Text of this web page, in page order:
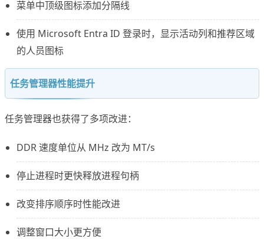
菜单中顶级图标添加分隔线
使用 Microsoft Entra ID 登录时，显示活动列和推荐区域
的人员图标
任务管理器性能提升
任务管理器也获得了多项改进：
DDR 速度单位从 MHz 改为 MT/s
停止进程时更快释放进程句柄
改变排序顺序时性能改进
调整窗口大小更方便